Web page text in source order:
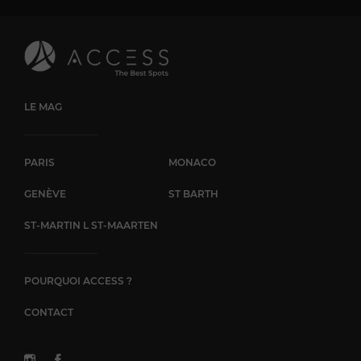
LE MAG
PARIS MONACO
GENÈVE ST BARTH
ST-MARTIN L ST-MAARTEN
POURQUOI ACCESS ?
CONTACT